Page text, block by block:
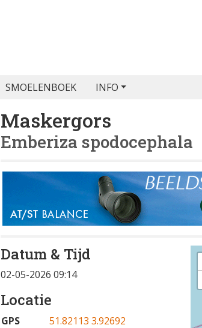
SMOELENBOEK INFO
Maskergors
Emberiza spodocephala
Datum & Tijd
02-05-2026 09:14
Locatie
GPS
51.82113 3.92692